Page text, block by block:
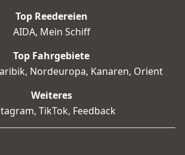
Top Reedereien
AIDA, Mein Schiff
Top Fahrgebiete
, Nordeuropa, Kanaren, Orient
Weiteres
, TikTok, Feedback